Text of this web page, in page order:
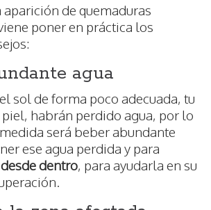
aparición de quemaduras
poner en práctica los
agua
sol de forma poco adecuada, tu
habrán perdido agua, por lo
será beber abundante
ese agua perdida y para
dentro, para ayudarla en su